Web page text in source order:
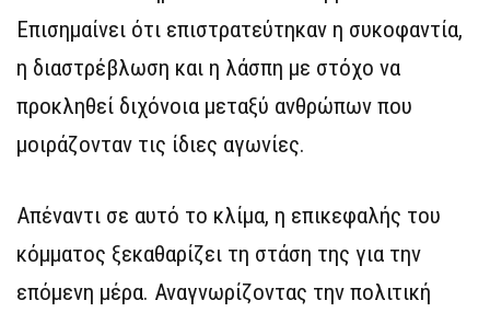
Επισημαίνει ότι επιστρατεύτηκαν η συκοφαντία,
η διαστρέβλωση και η λάσπη με στόχο να
προκληθεί διχόνοια μεταξύ ανθρώπων που
μοιράζονταν τις ίδιες αγωνίες.
Απέναντι σε αυτό το κλίμα, η επικεφαλής του
κόμματος ξεκαθαρίζει τη στάση της για την
επόμενη μέρα. Αναγνωρίζοντας την πολιτική